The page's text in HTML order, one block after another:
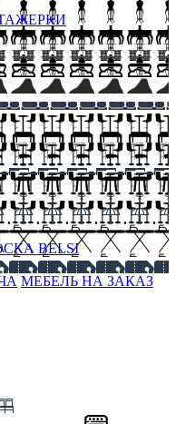
BELSI
МЕБЕЛЬ НА ЗАКАЗ